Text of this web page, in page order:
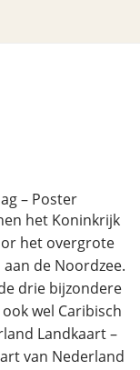
– Poster
het Koninkrijk
het overgrote
de Noordzee.
drie bijzondere
wel Caribisch
Landkaart –
van Nederland